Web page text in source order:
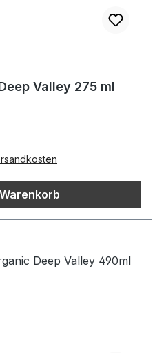
Valley 275 ml